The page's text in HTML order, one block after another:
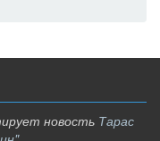
новость Тарас